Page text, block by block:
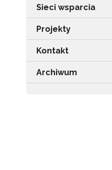
Sieci wsparcia
Projekty
Kontakt
Archiwum